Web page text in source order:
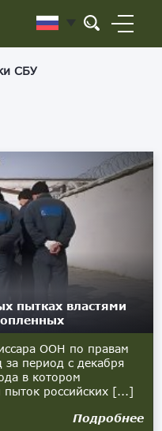
СБУ
пытках властями
ООН по правам
за период с декабря
в котором
российских [...]
Подробнее